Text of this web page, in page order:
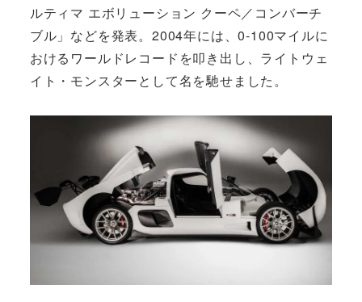
ルティマ エボリューション クーペ／コンバーチ
ブル」などを発表。2004年には、0-100マイルに
おけるワールドレコードを叩き出し、ライトウェ
イト・モンスターとして名を馳せました。